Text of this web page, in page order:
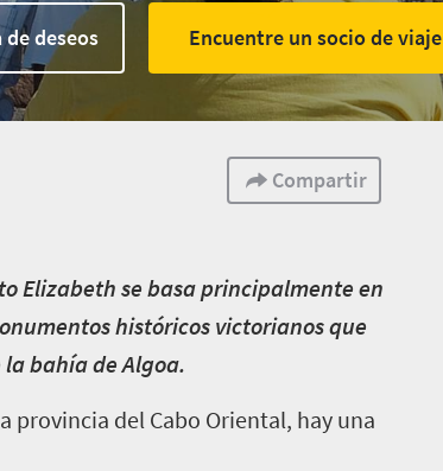
deseos Encuentre un socio de viaje
Compartir
Elizabeth se basa principalmente en
históricos victorianos que
bahía de Algoa.
provincia del Cabo Oriental, hay una